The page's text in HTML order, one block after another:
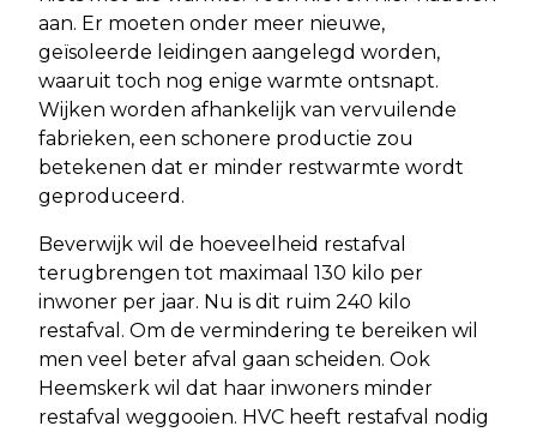
aan. Er moeten onder meer nieuwe,
geïsoleerde leidingen aangelegd worden,
waaruit toch nog enige warmte ontsnapt.
Wijken worden afhankelijk van vervuilende
fabrieken, een schonere productie zou
betekenen dat er minder restwarmte wordt
geproduceerd.
Beverwijk wil de hoeveelheid restafval
terugbrengen tot maximaal 130 kilo per
inwoner per jaar. Nu is dit ruim 240 kilo
restafval. Om de vermindering te bereiken wil
men veel beter afval gaan scheiden. Ook
Heemskerk wil dat haar inwoners minder
restafval weggooien. HVC heeft restafval nodig